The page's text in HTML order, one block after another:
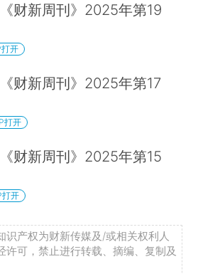
财新周刊》2025年第19
开
财新周刊》2025年第17
打开
财新周刊》2025年第15
打开
识产权为财新传媒及/或相关权利人
许可，禁止进行转载、摘编、复制及